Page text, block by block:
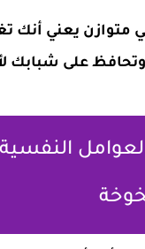
متوازن يعني أنك
وتحافظ على شبابك
النفسية